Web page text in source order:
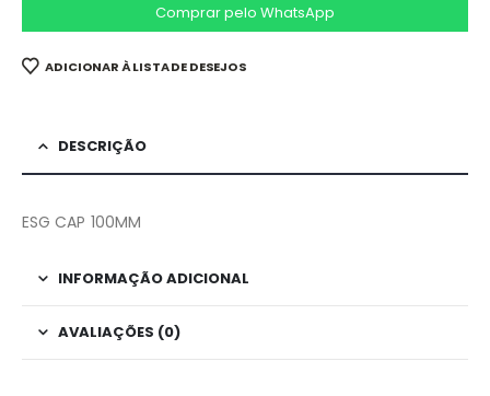
Comprar pelo WhatsApp
ADICIONAR À LISTA DE DESEJOS
DESCRIÇÃO
ESG CAP 100MM
INFORMAÇÃO ADICIONAL
AVALIAÇÕES (0)